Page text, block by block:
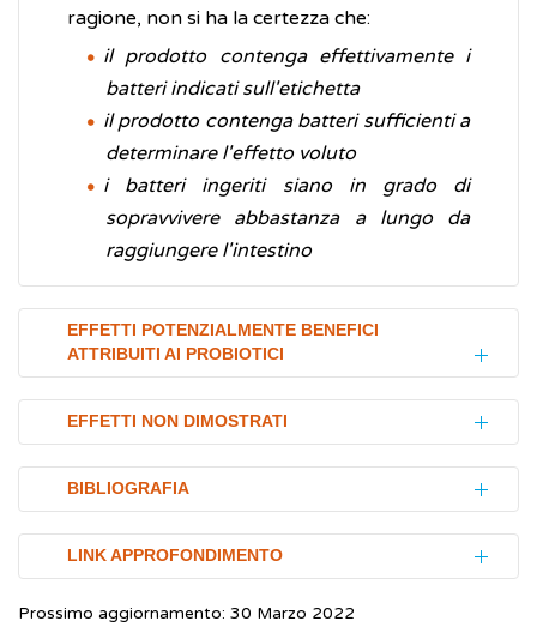
ragione, non si ha la certezza che:
il prodotto contenga effettivamente i
batteri indicati sull'etichetta
il prodotto contenga batteri sufficienti a
determinare l'effetto voluto
i batteri ingeriti siano in grado di
sopravvivere abbastanza a lungo da
raggiungere l'intestino
EFFETTI POTENZIALMENTE BENEFICI
ATTRIBUITI AI PROBIOTICI
Gli effetti benefici dei probiotici sono diversi;
essi, ad esempio, aiutano a prevenire la
diarrea associata agli
intervengono nella protezione dei bambini
nati prematuramente, nella
colon irritabile, nell'intolleranza al lattosioe
nella pouchite (una infiammazione della
EFFETTI NON DIMOSTRATI
Alcuni effetti dei probiotici non sono ancora
stati dimostrati, essi includono:
Coliche nei bambini
È stato suggerito che i probiotici possano
BIBLIOGRAFIA
Ministero della Salute.Linee guida probiotici.
Indicazioni per alimenti e integratori
contenenti microrganismi (batteri e/o lieviti)
LINK APPROFONDIMENTO
Ministero della Salute.Linee guida probiotici.
Prossimo aggiornamento: 30 Marzo 2022